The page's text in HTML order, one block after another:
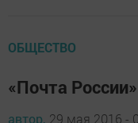
ОБЩЕСТВО
«Почта
автор, 29 мая 2016 -